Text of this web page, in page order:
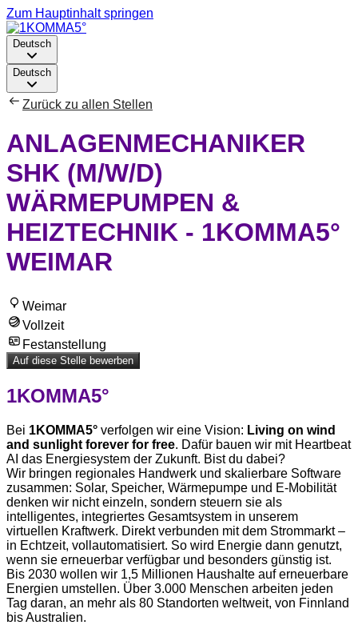
Zum Hauptinhalt springen
Deutsch
Deutsch
Zurück zu allen Stellen
ANLAGENMECHANIKER
SHK (M/W/D)
WÄRMEPUMPEN &
HEIZTECHNIK - 1KOMMA5°
WEIMAR
Weimar
Vollzeit
Festanstellung
Auf diese Stelle bewerben
1KOMMA5°
Bei 1KOMMA5° verfolgen wir eine Vision: Living on wind
and sunlight forever for free. Dafür bauen wir mit Heartbeat
AI das Energiesystem der Zukunft. Bist du dabei?
Wir bringen regionales Handwerk und skalierbare Software
zusammen: Solar, Speicher, Wärmepumpe und E-Mobilität
denken wir nicht einzeln, sondern steuern sie als
intelligentes, integriertes Gesamtsystem in unserem
virtuellen Kraftwerk. Direkt verbunden mit dem Strommarkt –
in Echtzeit, vollautomatisiert. So wird Energie dann genutzt,
wenn sie erneuerbar verfügbar und besonders günstig ist.
Bis 2030 wollen wir 1,5 Millionen Haushalte auf erneuerbare
Energien umstellen. Über 3.000 Menschen arbeiten jeden
Tag daran, an mehr als 80 Standorten weltweit, von Finnland
bis Australien.